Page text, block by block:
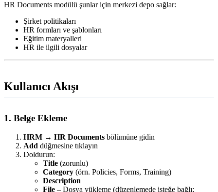
HR Documents modülü şunlar için merkezi depo sağlar:
Şirket politikaları
HR formları ve şablonları
Eğitim materyalleri
HR ile ilgili dosyalar
Kullanıcı Akışı
1. Belge Ekleme
HRM → HR Documents bölümüne gidin
Add düğmesine tıklayın
Doldurun:
Title (zorunlu)
Category (örn. Policies, Forms, Training)
Description
File – Dosya yükleme (düzenlemede isteğe bağlı;